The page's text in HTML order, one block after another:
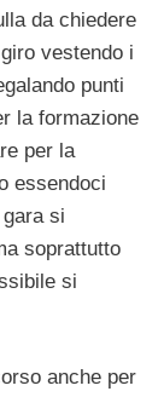
da chiedere
vestendo i
punti
la formazione
per la
essendoci
si
soprattutto
si
anche per